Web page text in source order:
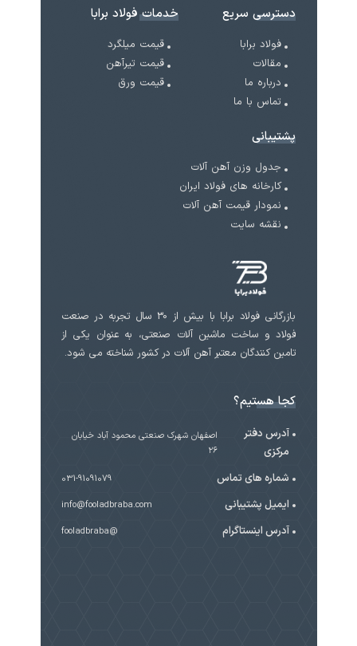
دسترسی سریع
فولاد برابا
مقالات
درباره ما
تماس با ما
خدمات فولاد برابا
قیمت میلگرد
قیمت تیرآهن
قیمت ورق
پشتیبانی
جدول وزن آهن آلات
کارخانه های فولاد ایران
نمودار قیمت آهن آلات
نقشه سایت
بازرگانی فولاد برابا با بیش از 30 سال تجربه در صنعت
فولاد و ساخت ماشین آلات صنعتی، به عنوان یکی از
تامین کنندگان معتبر آهن آلات در کشور شناخته می شود.
کجا هستیم؟
آدرس دفتر
مرکزی
اصفهان شهرک صنعتی محمود آباد خیابان
۲۶
شماره های تماس 031-91091079
ایمیل پشتیبانی info@fooladbraba.com
آدرس اینستاگرام @fooladbraba